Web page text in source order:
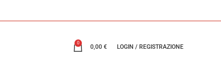
0
0,00 € LOGIN / REGISTRAZIONE